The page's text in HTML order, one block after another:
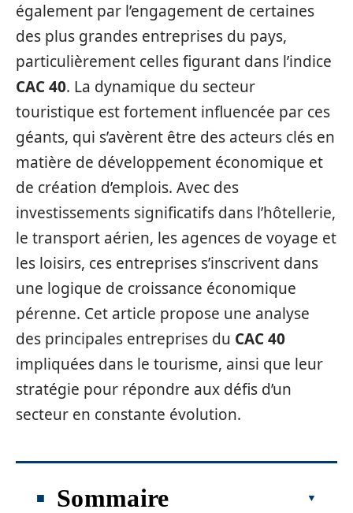
également par l’engagement de certaines
des plus grandes entreprises du pays,
particulièrement celles figurant dans l’indice
CAC 40. La dynamique du secteur
touristique est fortement influencée par ces
géants, qui s’avèrent être des acteurs clés en
matière de développement économique et
de création d’emplois. Avec des
investissements significatifs dans l’hôtellerie,
le transport aérien, les agences de voyage et
les loisirs, ces entreprises s’inscrivent dans
une logique de croissance économique
pérenne. Cet article propose une analyse
des principales entreprises du CAC 40
impliquées dans le tourisme, ainsi que leur
stratégie pour répondre aux défis d’un
secteur en constante évolution.
Sommaire